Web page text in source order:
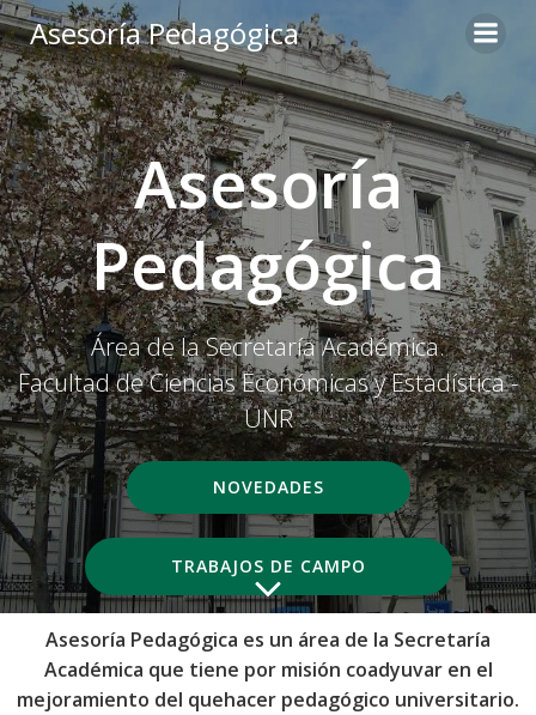
Asesoría Pedagógica
Asesoría
Pedagógica
Área de la Secretaría Académica.
Facultad de Ciencias Económicas y Estadística -
UNR
NOVEDADES
TRABAJOS DE CAMPO
Asesoría Pedagógica es un área de la Secretaría
Académica que tiene por misión coadyuvar en el
mejoramiento del quehacer pedagógico universitario.